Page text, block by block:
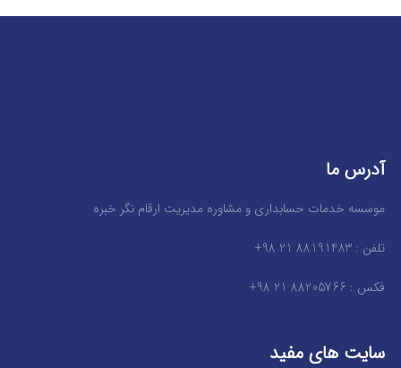
آدرس ما
موسسه خدمات حسابداری و مشاوره مدیریت ارقام نگر خبره
تلفن : 88191483 21 98+
فکس : 88205766 21 98+
سایت های مفید